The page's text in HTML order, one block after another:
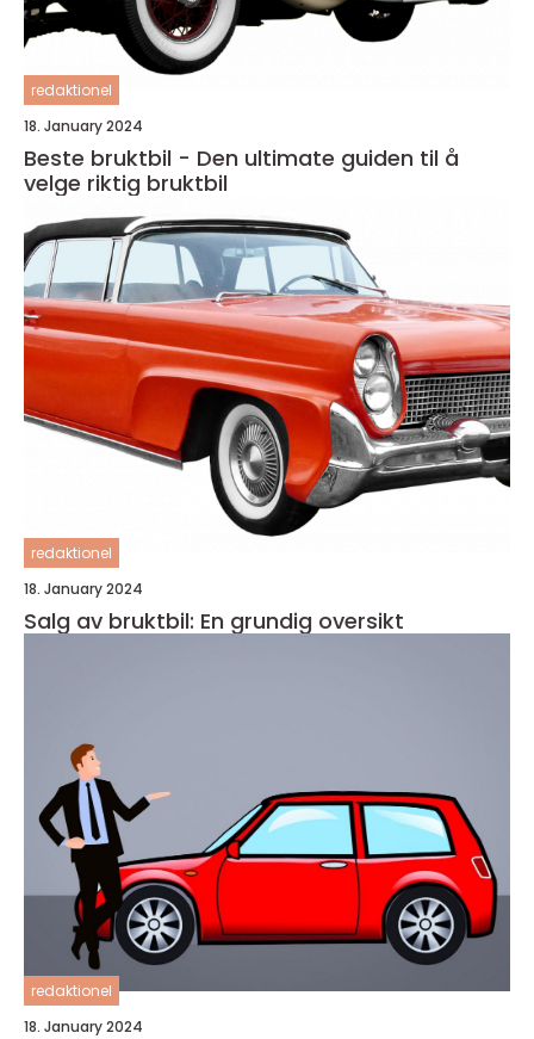
redaktionel
18. January 2024
Beste bruktbil - Den ultimate guiden til å
velge riktig bruktbil
redaktionel
18. January 2024
Salg av bruktbil: En grundig oversikt
redaktionel
18. January 2024